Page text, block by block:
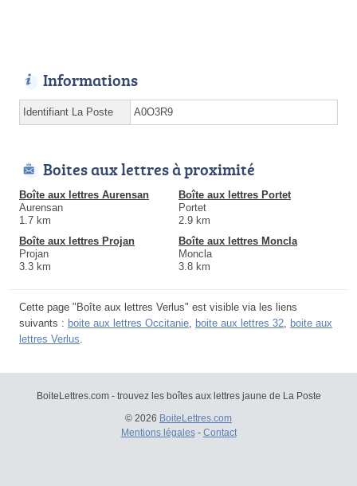
Informations
Identifiant La Poste A0O3R9
Boites aux lettres à proximité
Boîte aux lettres Aurensan
Aurensan
1.7 km
Boîte aux lettres Portet
Portet
2.9 km
Boîte aux lettres Projan
Projan
3.3 km
Boîte aux lettres Moncla
Moncla
3.8 km
Cette page "Boîte aux lettres Verlus" est visible via les liens
suivants : boite aux lettres Occitanie boite aux lettres 32 boite aux
lettres Verlus
BoiteLettres.com - trouvez les boîtes aux lettres jaune de La Poste
© 2026 BoiteLettres.com
Mentions légales- Contact